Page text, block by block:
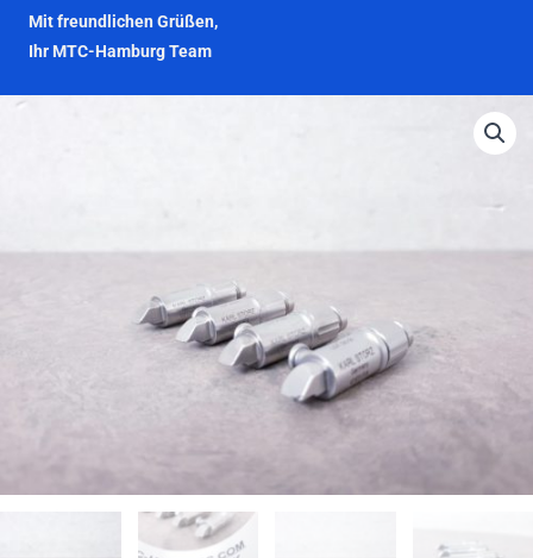
Mit freundlichen Grüßen,
Ihr MTC-Hamburg Team